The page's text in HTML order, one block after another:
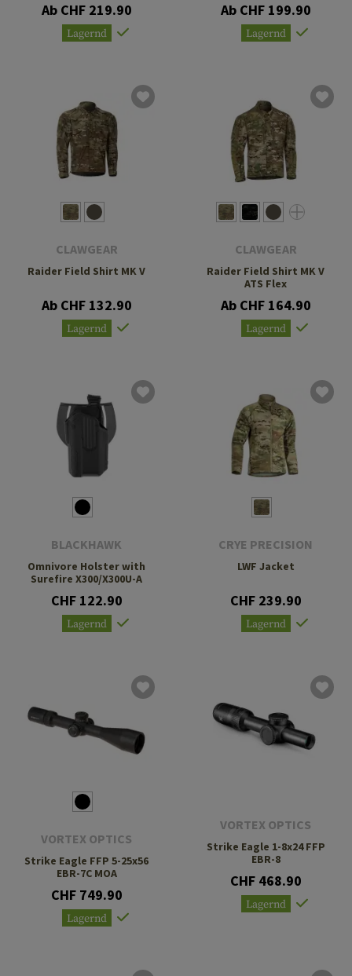
Ab CHF 219.90
Lagernd
Ab CHF 199.90
Lagernd
CLAWGEAR
Raider Field Shirt MK V
Ab CHF 132.90
Lagernd
CLAWGEAR
Raider Field Shirt MK V
ATS Flex
Ab CHF 164.90
Lagernd
BLACKHAWK
Omnivore Holster with
Surefire X300/X300U-A
CHF 122.90
Lagernd
CRYE PRECISION
LWF Jacket
CHF 239.90
Lagernd
VORTEX OPTICS
Strike Eagle FFP 5-25x56
EBR-7C MOA
CHF 749.90
Lagernd
VORTEX OPTICS
Strike Eagle 1-8x24 FFP
EBR-8
CHF 468.90
Lagernd